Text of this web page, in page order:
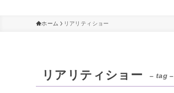
ホーム リアリティショー
リアリティショー – tag –